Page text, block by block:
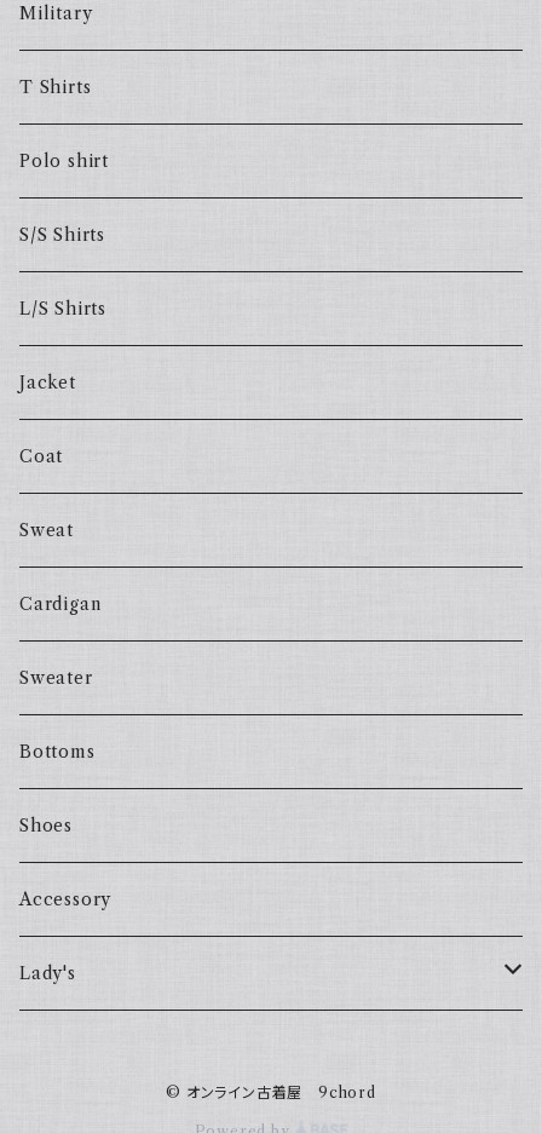
Military
T Shirts
Polo shirt
S/S Shirts
L/S Shirts
Jacket
Coat
Sweat
Cardigan
Sweater
Bottoms
Shoes
Accessory
Lady's
© オンライン古着屋 9chord